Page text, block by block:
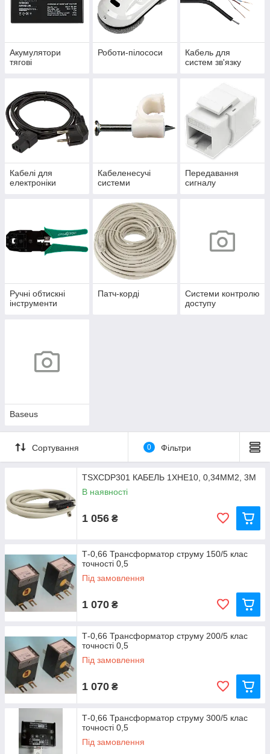
Акумулятори
тягові
Роботи-пілососи
Кабель для
систем зв'язку
Кабелі для
електроніки
Кабеленесучі
системи
Передавання
сигналу
Ручні обтискні
інструменти
Патч-корді
Системи контролю
доступу
Baseus
Сортування 0 Фільтри
TSXCDP301 КАБЕЛЬ 1ХНЕ10, 0,34MM2, 3M
В наявності
1 056 ₴
Т-0,66 Трансформатор струму 150/5 клас
точності 0,5
Під замовлення
1 070 ₴
Т-0,66 Трансформатор струму 200/5 клас
точності 0,5
Під замовлення
1 070 ₴
Т-0,66 Трансформатор струму 300/5 клас
точності 0,5
Під замовлення